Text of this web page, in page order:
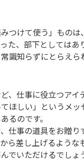
つけて使う」もの
た、部下としては
識知らずにとらえら
、仕事に役立つア
ほしい」というメ
るのです。
仕事の道具をお贈
ら差し上げるよう
でいただけるでしょ